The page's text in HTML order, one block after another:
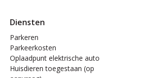
Diensten
Parkeren
Parkeerkosten
Oplaadpunt elektrische auto
Huisdieren toegestaan (op